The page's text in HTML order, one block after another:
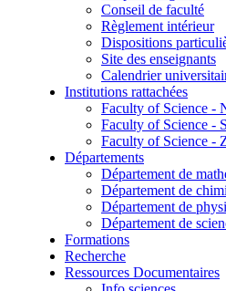
Conseil de faculté
Règlement intérieur
Dispositions
Site des enseignants
Calendrier
Institutions rattachées
Faculty of Science -
Faculty of Science -
Faculty of Science -
Départements
Département de
Département de
Département de
Département de
Formations
Recherche
Ressources Documentaires